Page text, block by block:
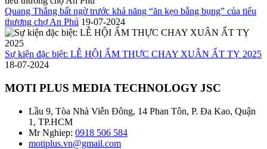
Quang Thắng bất ngờ trước khả năng “ăn kẹo bằng bụng” của tiểu
thương chợ An Phú 19-07-2024
Sự kiện đặc biệt: LỄ HỘI ẨM THỰC CHAY XUÂN ẤT TỴ 2025
18-07-2024
MOTI PLUS MEDIA TECHNOLOGY JSC
Lầu 9, Tòa Nhà Viễn Đông, 14 Phan Tôn, P. Đa Kao, Quận
1, TP.HCM
Mr Nghiep: 0918 506 584
motiplus.vn@gmail.com